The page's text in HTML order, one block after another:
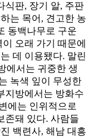
식판, 장기 알, 주판
는 목어, 견고한 농
동백나무로 구운
오래 가기 때문에
데 이용됐다. 말린
에서는 귀중한 생
녹색 잎이 무성한
지방에서는 방화수
에는 인위적으로
존돼 있다. 사람들
백련사, 해남 대흥